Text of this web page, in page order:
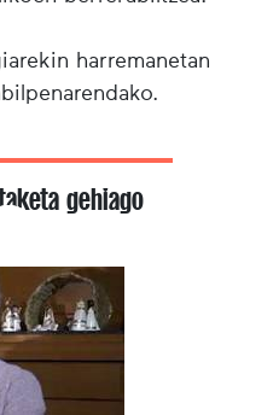
harremanetan
gehiago